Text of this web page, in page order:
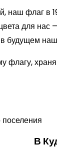
флаг в
для
в будущем
флагу,
В